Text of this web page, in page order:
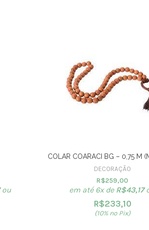
ou
COLAR COARACI BG – 0,75 M
DECORAÇÃO
R$259,00
em até 6x de R$43,17
R$233,10
(10% no Pix)